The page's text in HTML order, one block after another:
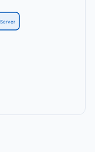
Server